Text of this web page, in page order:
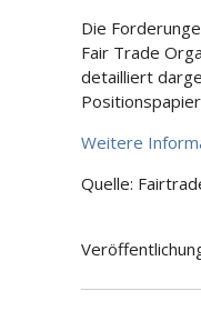
Die
Fair Trade
detailliert
Weitere
Quelle: